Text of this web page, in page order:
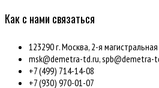
Как с нами связаться
123290 г. Москва, 2-я
msk@demetra-td.ru, spb@demetra-
+7 (499) 714-14-08
+7 (930) 970-01-07